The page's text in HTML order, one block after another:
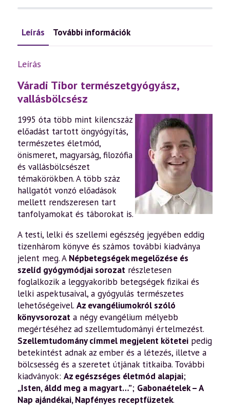
Leírás További információk
Leírás
Váradi Tibor természetgyógyász,
vallásbölcsész
1995 óta több mint kilencszáz
előadást tartott öngyógyítás,
természetes életmód,
önismeret, magyarság, filozófia
és vallásbölcsészet
témakörökben. A több száz
hallgatót vonzó előadások
mellett rendszeresen tart
tanfolyamokat és táborokat is.
A testi, lelki és szellemi egészség jegyében eddig
tizenhárom könyve és számos további kiadványa
jelent meg. A Népbetegségek megelőzése és
szelíd gyógymódjai sorozat részletesen
foglalkozik a leggyakoribb betegségek fizikai és
lelki aspektusaival, a gyógyulás természetes
lehetőségeivel. Az evangéliumokról szóló
könyvsorozat a négy evangélium mélyebb
megértéséhez ad szellemtudományi értelmezést.
Szellemtudomány címmel megjelent kötetei pedig
betekintést adnak az ember és a létezés, illetve a
bölcsesség és a szeretet útjának titkaiba. További
kiadványok: Az egészséges életmód alapjai;
„Isten, áldd meg a magyart…”; Gabonaételek – A
Nap ajándékai,Napfényes receptfüzetek.